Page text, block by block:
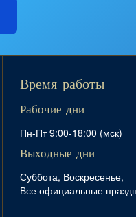
Время работы
Рабочие дни
Пн-Пт 9:00-18:00 (мск)
Выходные дни
Суббота, Воскресенье,
Все официальные